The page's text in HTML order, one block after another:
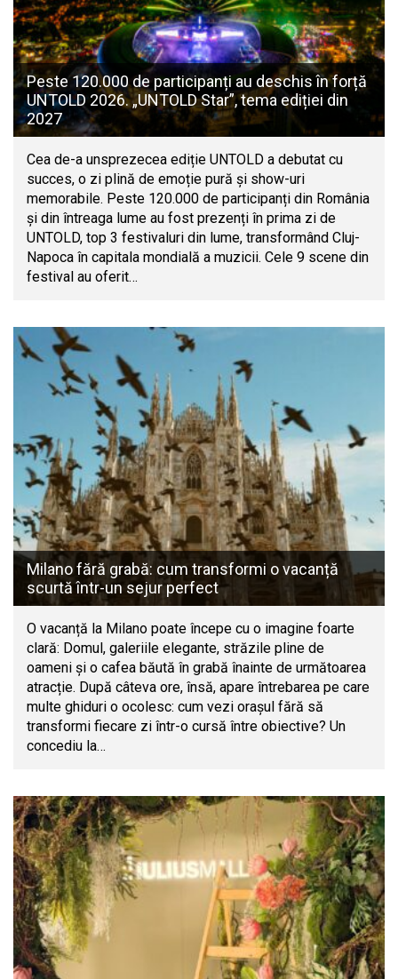
Peste 120.000 de participanți au deschis în forță
UNTOLD 2026. „UNTOLD Star”, tema ediției din
2027
Cea de-a unsprezecea ediție UNTOLD a debutat cu
succes, o zi plină de emoție pură și show-uri
memorabile. Peste 120.000 de participanți din România
și din întreaga lume au fost prezenți în prima zi de
UNTOLD, top 3 festivaluri din lume, transformând Cluj-
Napoca în capitala mondială a muzicii. Cele 9 scene din
festival au oferit…
Milano fără grabă: cum transformi o vacanță
scurtă într-un sejur perfect
O vacanță la Milano poate începe cu o imagine foarte
clară: Domul, galeriile elegante, străzile pline de
oameni și o cafea băută în grabă înainte de următoarea
atracție. După câteva ore, însă, apare întrebarea pe care
multe ghiduri o ocolesc: cum vezi orașul fără să
transformi fiecare zi într-o cursă între obiective? Un
concediu la…